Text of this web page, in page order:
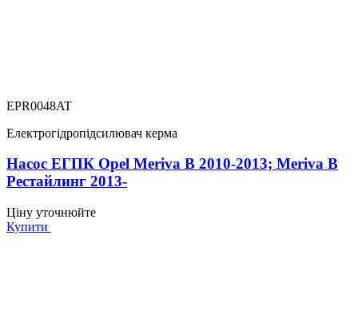
EPR0048AT
Електрогідропідсилювач керма
Насос ЕГПК Opel Meriva B 2010-2013; Meriva B
Рестайлинг 2013-
Ціну уточнюйте
Купити